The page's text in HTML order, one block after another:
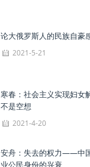
论大俄罗斯人的民族自豪
2021-5-21
寒春：社会主义实现妇女
不是空想
2021-4-20
安舟：失去的权力——中
业公民身份的兴衰